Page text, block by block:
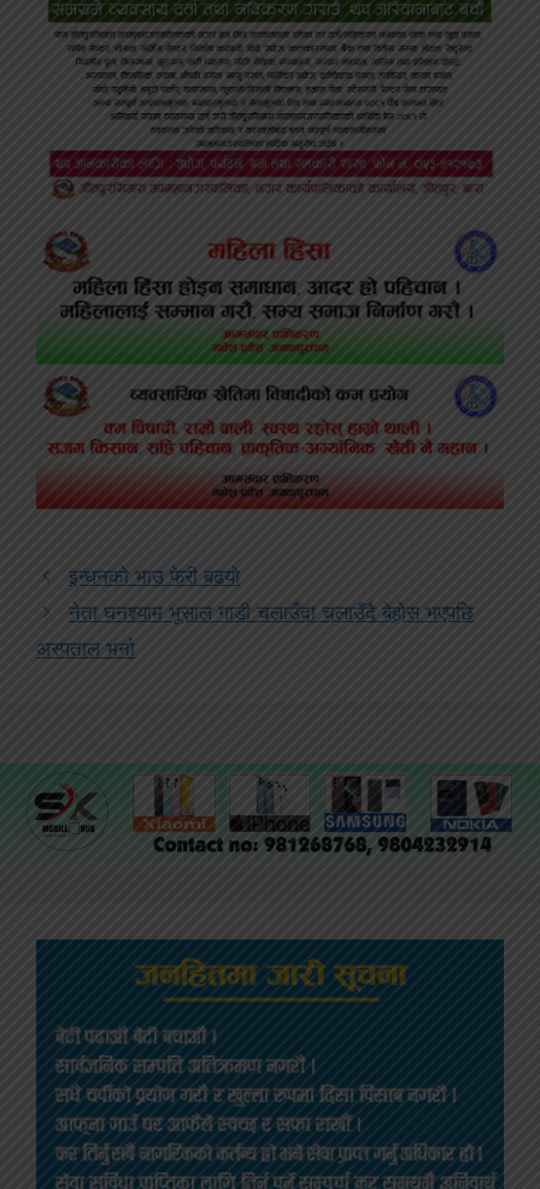
इन्धनकाे भाउ फेरी बढयाे
नेता घनश्याम भूसाल गाडी चलाउँदा चलाउँदै बेहोस भएपछि
अस्पताल भर्ना